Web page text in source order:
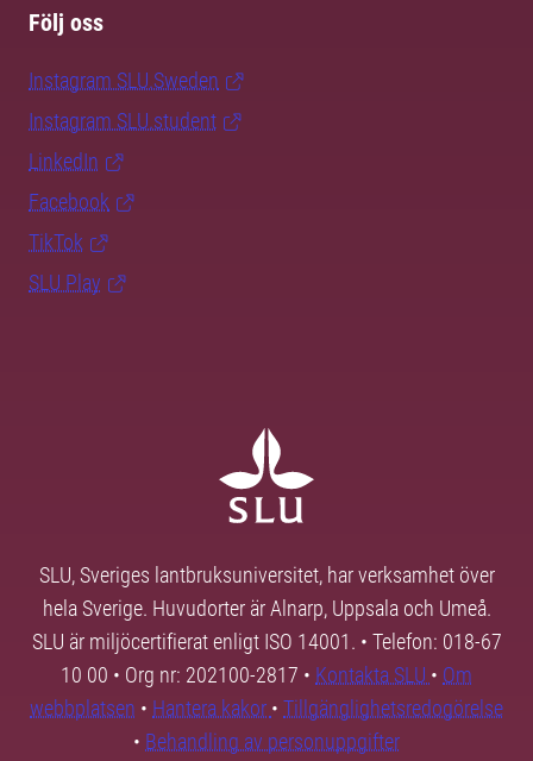
Följ oss
Instagram SLU.Sweden
Instagram SLU.student
LinkedIn
Facebook
TikTok
SLU Play
SLU, Sveriges lantbruksuniversitet, har verksamhet över
hela Sverige. Huvudorter är Alnarp, Uppsala och Umeå.
SLU är miljöcertifierat enligt ISO 14001. • Telefon: 018-67
10 00 • Org nr: 202100-2817 • Kontakta SLU • Om
webbplatsen • Hantera kakor • Tillgänglighetsredogörelse
• Behandling av personuppgifter